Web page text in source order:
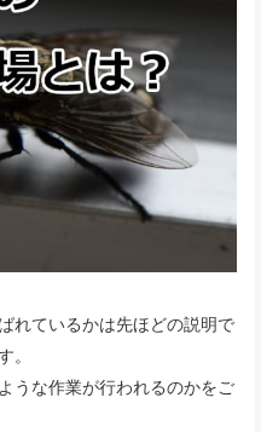
れているかは先ほどの説明で
。
うな作業が行われるのかをご